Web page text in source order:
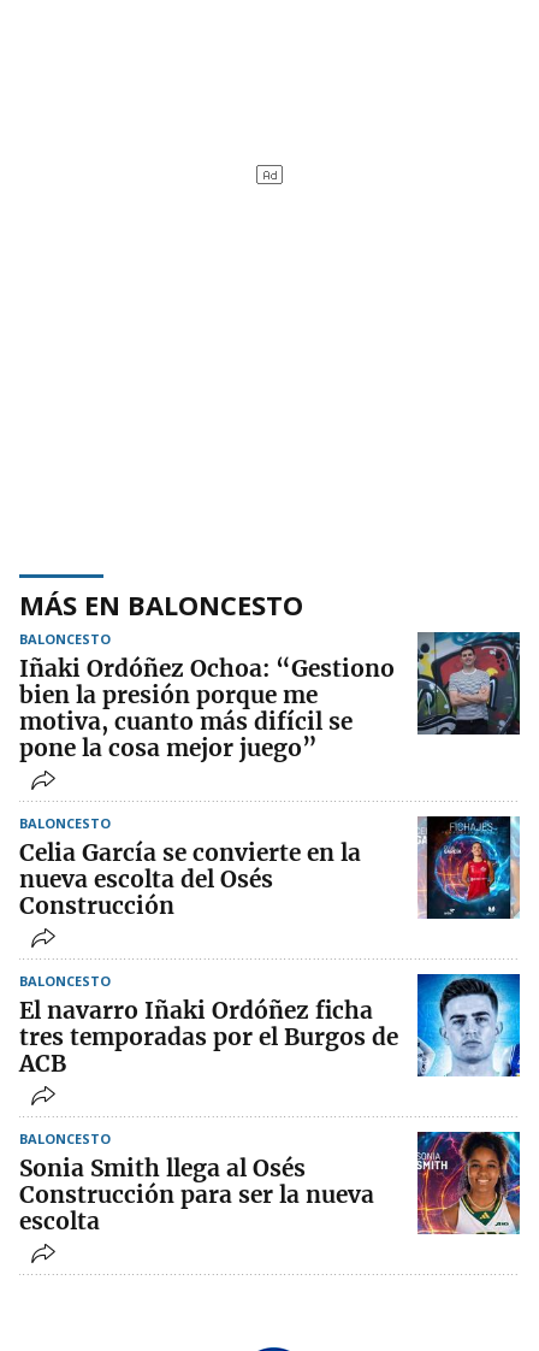
MÁS EN BALONCESTO
BALONCESTO
Iñaki Ordóñez Ochoa: “Gestiono
bien la presión porque me
motiva, cuanto más difícil se
pone la cosa mejor juego”
BALONCESTO
Celia García se convierte en la
nueva escolta del Osés
Construcción
BALONCESTO
El navarro Iñaki Ordóñez ficha
tres temporadas por el Burgos de
ACB
BALONCESTO
Sonia Smith llega al Osés
Construcción para ser la nueva
escolta